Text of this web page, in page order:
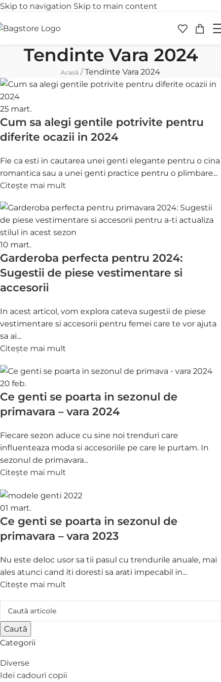
Skip to navigation Skip to main content
Transport gratuit
Tendinte Vara 2024
Acasă /Tendinte Vara 2024
25 mart.
Cum sa alegi gentile potrivite pentru
diferite ocazii in 2024
Fie ca esti in cautarea unei genti elegante pentru o cina
romantica sau a unei genti practice pentru o plimbare...
Citește mai mult
10 mart.
Garderoba perfecta pentru 2024:
Sugestii de piese vestimentare si
accesorii
In acest articol, vom explora cateva sugestii de piese
vestimentare si accesorii pentru femei care te vor ajuta
sa ai...
Citește mai mult
20 feb.
Ce genti se poarta in sezonul de
primavara – vara 2024
Fiecare sezon aduce cu sine noi trenduri care
influenteaza moda si accesoriile pe care le purtam. In
sezonul de primavara...
Citește mai mult
01 mart.
Ce genti se poarta in sezonul de
primavara – vara 2023
Nu este deloc usor sa tii pasul cu trendurile anuale, mai
ales atunci cand iti doresti sa arati impecabil in...
Citește mai mult
Caută
Categorii
Diverse
Idei cadouri copii